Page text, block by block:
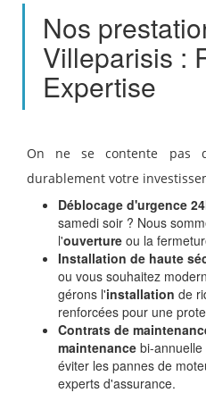
Nos
Villeparisis :
Expertise
On ne se contente pas
durablement votre
Déblocage d'urgence
samedi soir ? Nous
l'ouverture ou la
Installation de haute
ou vous souhaitez
gérons l'installation de
renforcées pour une
Contrats de
maintenance bi-
éviter les pannes de
experts d'assurance.